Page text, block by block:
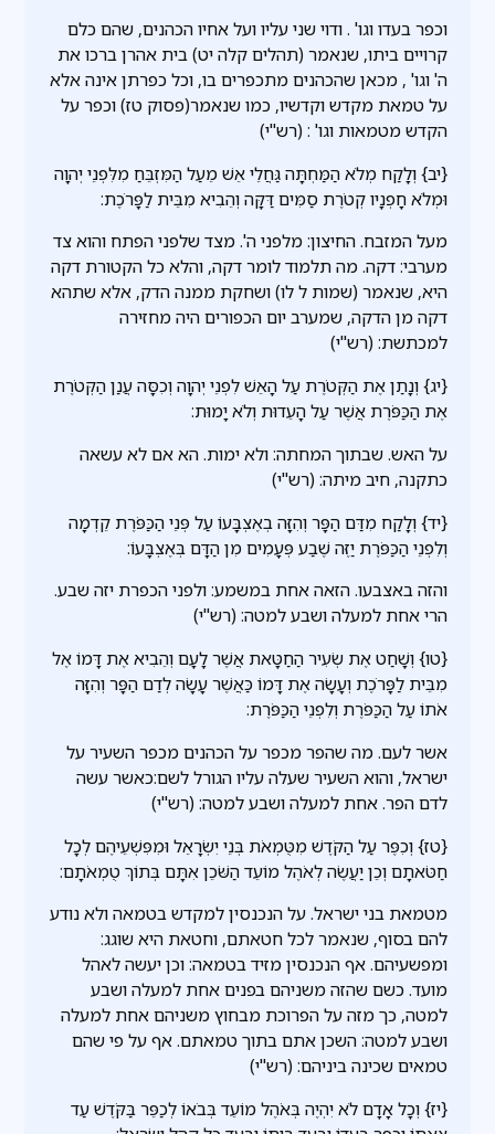
וכפר בעדו וגו' . ודוי שני עליו ועל אחיו הכהנים, שהם כלם
קרויים ביתו, שנאמר (תהלים קלה יט) בית אהרן ברכו את
ה' וגו' , מכאן שהכהנים מתכפרים בו, וכל כפרתן אינה אלא
על טמאת מקדש וקדשיו, כמו שנאמר(פסוק טז) וכפר על
הקדש מטמאות וגו' : (רש"י)
{יב} וְלָקַח מְלֹא הַמַּחְתָּה גַּחֲלֵי אֵשׁ מֵעַל הַמִּזְבֵּחַ מִלִּפְנֵי יְהוָה
וּמְלֹא חָפְנָיו קְטֹרֶת סַמִּים דַּקָּה וְהֵבִיא מִבֵּית לַפָּרֹכֶת:
מעל המזבח. החיצון: מלפני ה'. מצד שלפני הפתח והוא צד
מערבי: דקה. מה תלמוד לומר דקה, והלא כל הקטורת דקה
היא, שנאמר (שמות ל לו) ושחקת ממנה הדק, אלא שתהא
דקה מן הדקה, שמערב יום הכפורים היה מחזירה
למכתשת: (רש"י)
{יג} וְנָתַן אֶת הַקְּטֹרֶת עַל הָאֵשׁ לִפְנֵי יְהוָה וְכִסָּה עֲנַן הַקְּטֹרֶת
אֶת הַכַּפֹּרֶת אֲשֶׁר עַל הָעֵדוּת וְלֹא יָמוּת:
על האש. שבתוך המחתה: ולא ימות. הא אם לא עשאה
כתקנה, חיב מיתה: (רש"י)
{יד} וְלָקַח מִדַּם הַפָּר וְהִזָּה בְאֶצְבָּעוֹ עַל פְּנֵי הַכַּפֹּרֶת קֵדְמָה
וְלִפְנֵי הַכַּפֹּרֶת יַזֶּה שֶׁבַע פְּעָמִים מִן הַדָּם בְּאֶצְבָּעוֹ:
והזה באצבעו. הזאה אחת במשמע: ולפני הכפרת יזה שבע.
הרי אחת למעלה ושבע למטה: (רש"י)
{טו} וְשָׁחַט אֶת שְׂעִיר הַחַטָּאת אֲשֶׁר לָעָם וְהֵבִיא אֶת דָּמוֹ אֶל
מִבֵּית לַפָּרֹכֶת וְעָשָׂה אֶת דָּמוֹ כַּאֲשֶׁר עָשָׂה לְדַם הַפָּר וְהִזָּה
אֹתוֹ עַל הַכַּפֹּרֶת וְלִפְנֵי הַכַּפֹּרֶת:
אשר לעם. מה שהפר מכפר על הכהנים מכפר השעיר על
ישראל, והוא השעיר שעלה עליו הגורל לשם:כאשר עשה
לדם הפר. אחת למעלה ושבע למטה: (רש"י)
{טז} וְכִפֶּר עַל הַקֹּדֶשׁ מִטֻּמְאֹת בְּנֵי יִשְׂרָאֵל וּמִפִּשְׁעֵיהֶם לְכָל
חַטֹּאתָם וְכֵן יַעֲשֶׂה לְאֹהֶל מוֹעֵד הַשֹּׁכֵן אִתָּם בְּתוֹךְ טֻמְאֹתָם:
מטמאת בני ישראל. על הנכנסין למקדש בטמאה ולא נודע
להם בסוף, שנאמר לכל חטאתם, וחטאת היא שוגג:
ומפשעיהם. אף הנכנסין מזיד בטמאה: וכן יעשה לאהל
מועד. כשם שהזה משניהם בפנים אחת למעלה ושבע
למטה, כך מזה על הפרוכת מבחוץ משניהם אחת למעלה
ושבע למטה: השכן אתם בתוך טמאתם. אף על פי שהם
טמאים שכינה ביניהם: (רש"י)
{יז} וְכָל אָדָם לֹא יִהְיֶה בְּאֹהֶל מוֹעֵד בְּבֹאוֹ לְכַפֵּר בַּקֹּדֶשׁ עַד